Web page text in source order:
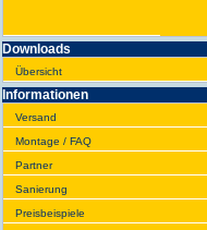
Downloads
Übersicht
Infor­ma­tionen
Versand
Montage / FAQ
Partner
Sanie­rung
Preis­beispiele